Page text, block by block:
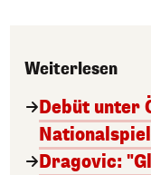
Weiterlesen
Debüt unter
Dragovic: